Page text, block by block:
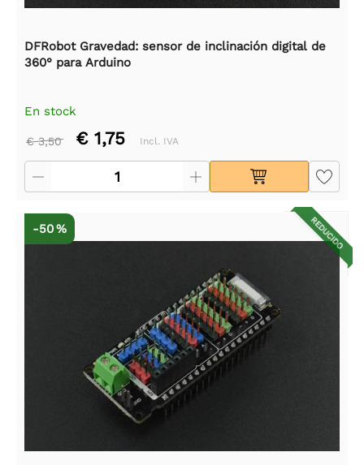
DFRobot Gravedad: sensor de inclinación digital de
360° para Arduino
En stock
€ 3,50 € 1,75 Incl. IVA
REDUCIDO
-50 %